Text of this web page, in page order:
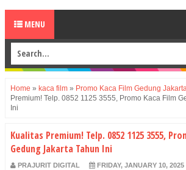
MENU
Home » kaca film » Promo Kaca Film Gedung
Premium! Telp. 0852 1125 3555, Promo Kaca Film
Ini
Kualitas Premium! Telp. 0852 1125 3555,
Gedung Jakarta Tahun Ini
PRAJURIT DIGITAL FRIDAY, JANUARY 10, 2025